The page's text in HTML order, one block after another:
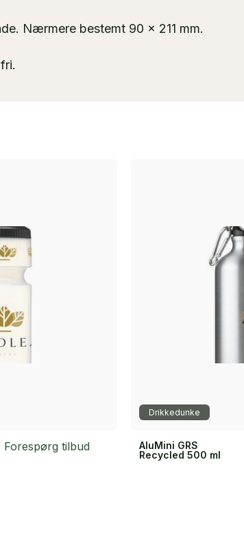
Nærmere bestemt 90 x 211 mm.
Forespørg tilbud
Drikkedunke
AluMini GRS
Recycled 500 ml